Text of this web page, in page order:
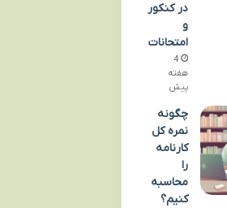
در کنکور
و
امتحانات
4
هفته
پیش
چگونه
نمره کل
کارنامه
را
محاسبه
کنیم؟